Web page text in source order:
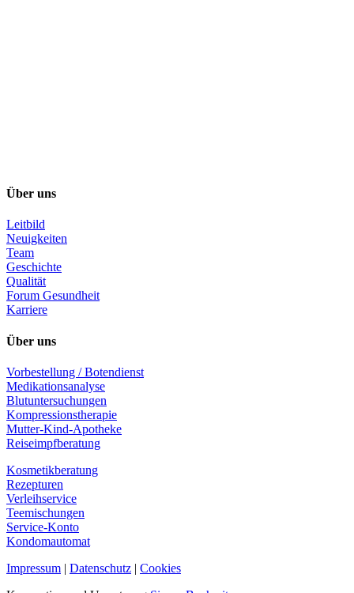
Über uns
Leitbild
Neuigkeiten
Team
Geschichte
Qualität
Forum Gesundheit
Karriere
Über uns
Vorbestellung / Botendienst
Medikationsanalyse
Blutuntersuchungen
Kompressionstherapie
Mutter-Kind-Apotheke
Reiseimpfberatung
Kosmetikberatung
Rezepturen
Verleihservice
Teemischungen
Service-Konto
Kondomautomat
Impressum | Datenschutz | Cookies